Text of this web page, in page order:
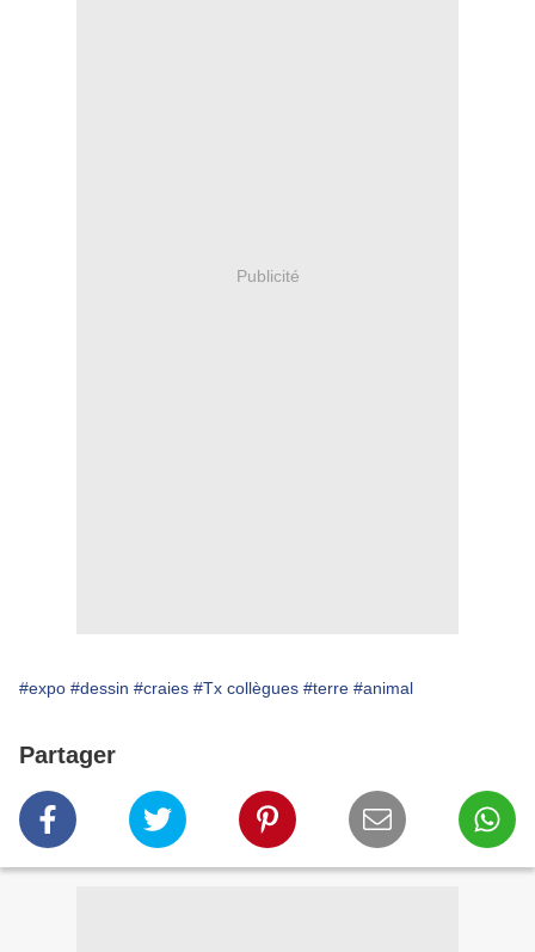
Publicité
#expo #dessin #craies #Tx collègues #terre #animal
Partager